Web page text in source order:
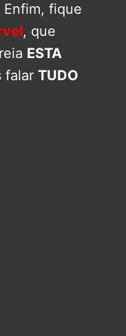
fique
, que
ESTA
falar TUDO